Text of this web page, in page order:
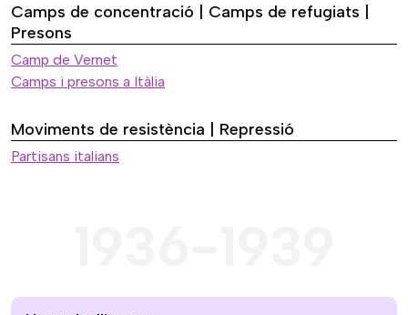
Camps de concentració | Camps de refugiats |
Presons
Camp de Vernet
Camps i presons a Itàlia
Moviments de resistència | Repressió
Partisans italians